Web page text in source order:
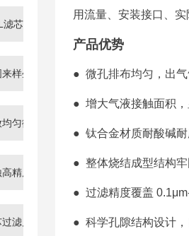
芯厂家，孔径0.003-120μm
样生产微孔过滤元件
匀微纳米气泡
精度工业微孔气体分布器
滤片滤管
用流量、安装接口、实
产品优势
● 微孔排布均匀，出
● 增大气液接触面积
● 钛合金材质耐酸碱
● 整体烧结成型结构
● 过滤精度覆盖
● 科学孔隙结构设计